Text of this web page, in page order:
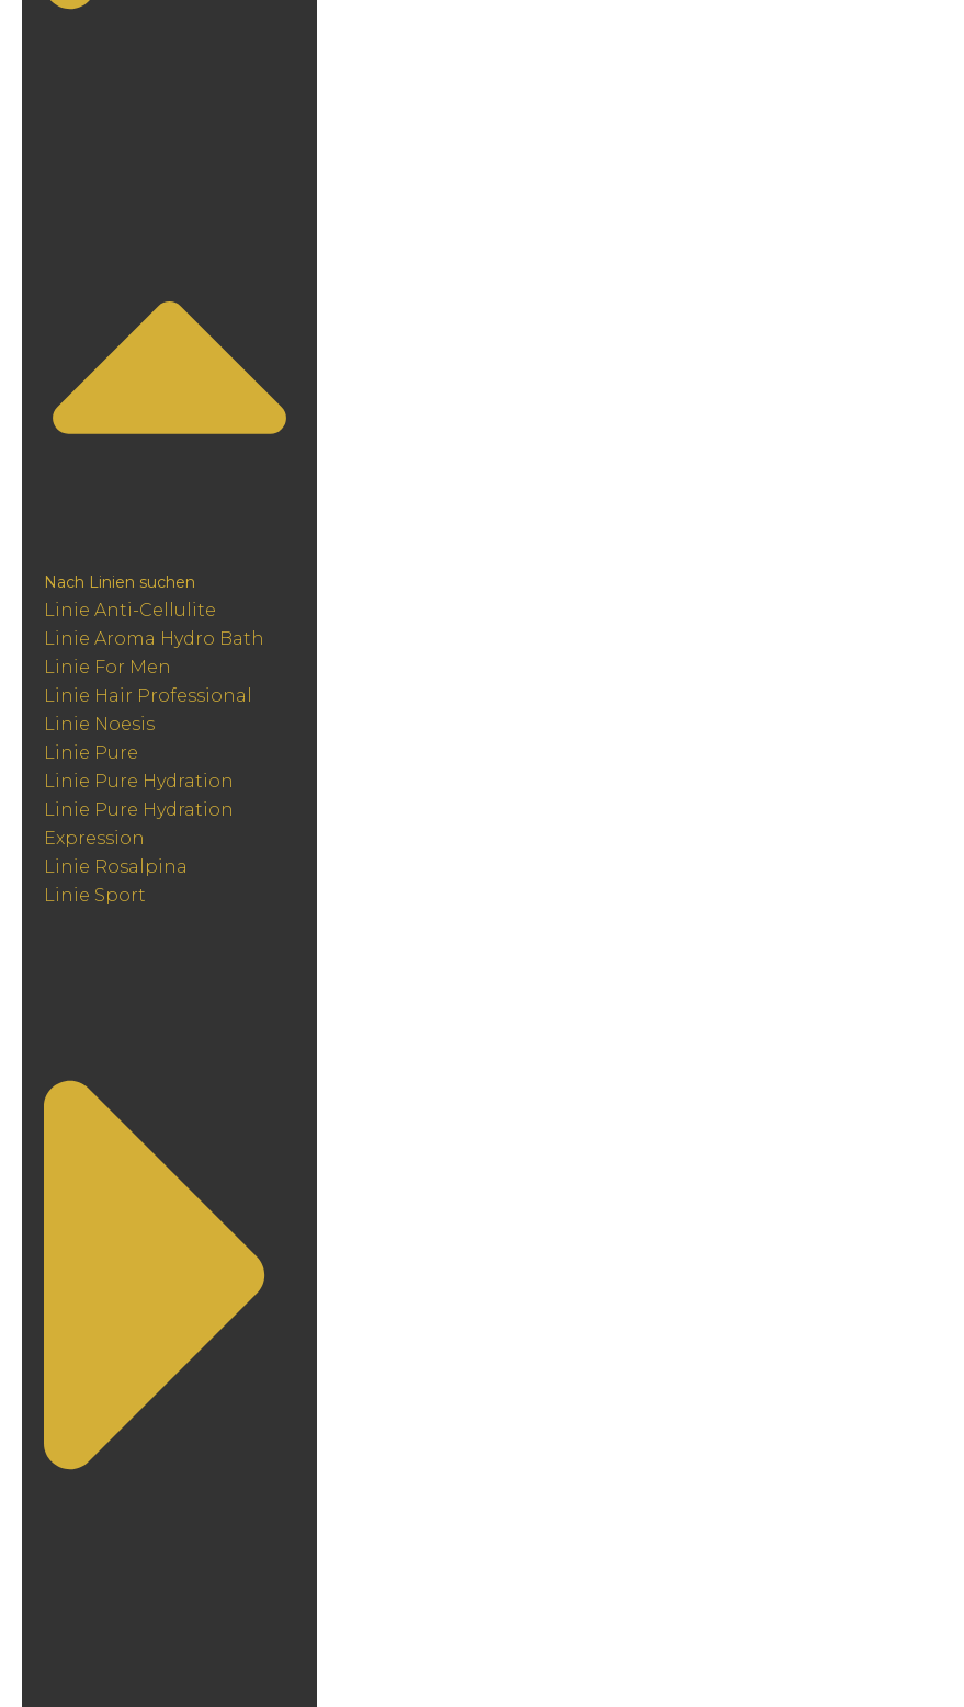
Nach Linien suchen
Linie Anti-Cellulite
Linie Aroma Hydro Bath
Linie For Men
Linie Hair Professional
Linie Noesis
Linie Pure
Linie Pure Hydration
Linie Pure Hydration
Expression
Linie Rosalpina
Linie Sport